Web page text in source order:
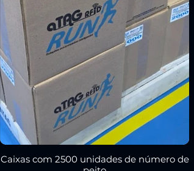
Caixas com 2500 unidades de número de